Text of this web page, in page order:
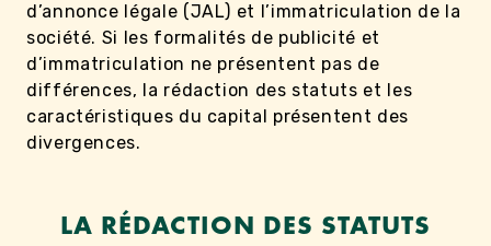
d’annonce légale (JAL) et l’immatriculation de la
société. Si les formalités de publicité et
d’immatriculation ne présentent pas de
différences, la rédaction des statuts et les
caractéristiques du capital présentent des
divergences.
LA RÉDACTION DES STATUTS